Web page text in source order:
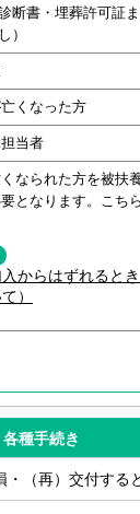
診断書・埋葬許可証
）
くなった方
当者
なられた方を被扶
となります。こち
からはずれると
）
各種手続き
・（再）交付する